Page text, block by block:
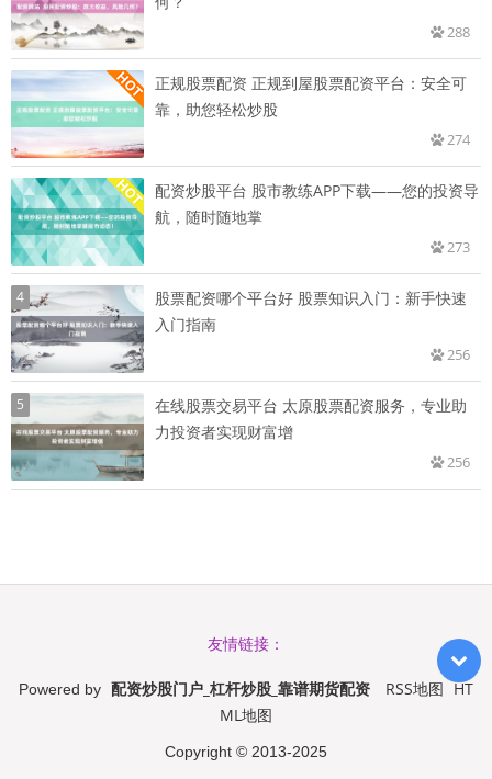
288
正规股票配资 正规到屋股票配资平台：安全可
靠，助您轻松炒股
274
配资炒股平台 股市教练APP下载——您的投资导
航，随时随地掌
273
4
股票配资哪个平台好 股票知识入门：新手快速
入门指南
256
5
在线股票交易平台 太原股票配资服务，专业助
力投资者实现财富增
256
友情链接：
Powered by 配资炒股门户_杠杆炒股_靠谱期货配资 RSS地图 HT
ML地图
Copyright © 2013-2025